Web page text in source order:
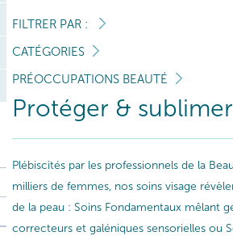
FILTRER PAR :
CATÉGORIES
PRÉOCCUPATIONS BEAUTÉ
Protéger & sublimer
Plébiscités par les professionnels de la
milliers de femmes, nos soins visage
de la peau : Soins Fondamentaux mêlant
correcteurs et galéniques sensorielles ou